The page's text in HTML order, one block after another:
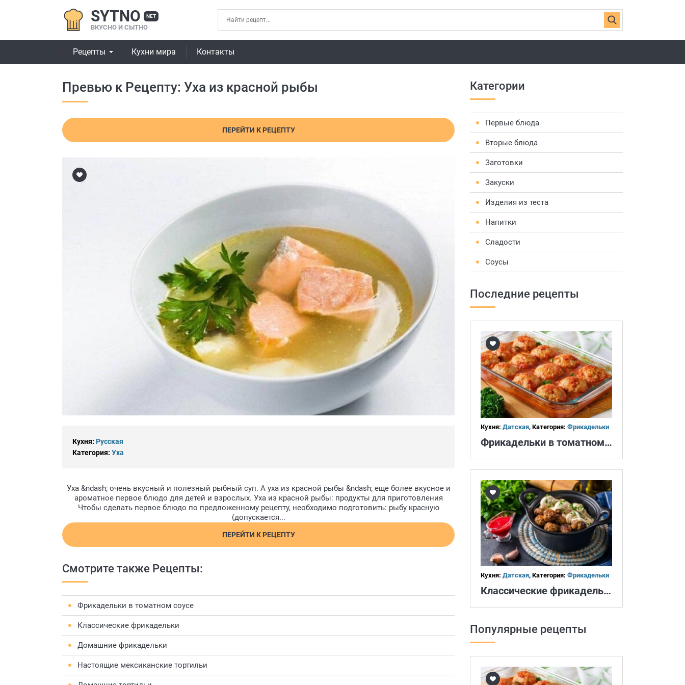
SYTNO NET
ВКУСНО И СЫТНО
Рецепты Кухни мира Контакты
Превью к Рецепту: Уха из красной рыбы
ПЕРЕЙТИ К РЕЦЕПТУ
Кухня: Русская
Категория: Уха
Уха &ndash; очень вкусный и полезный рыбный суп. А уха из красной рыбы &ndash; еще более вкусное и
ароматное первое блюдо для детей и взрослых. Уха из красной рыбы: продукты для приготовления
Чтобы сделать первое блюдо по предложенному рецепту, необходимо подготовить: рыбу красную
(допускается...
ПЕРЕЙТИ К РЕЦЕПТУ
Смотрите также Рецепты:
Фрикадельки в томатном соусе
Классические фрикадельки
Домашние фрикадельки
Настоящие мексиканские тортильи
Категории
Первые блюда
Вторые блюда
Заготовки
Закуски
Изделия из теста
Напитки
Сладости
Соусы
Последние рецепты
Кухня: Датская, Категория: Фрикадельки
Фрикадельки в томатном соусе
Кухня: Датская, Категория: Фрикадельки
Классические фрикадельки
Популярные рецепты